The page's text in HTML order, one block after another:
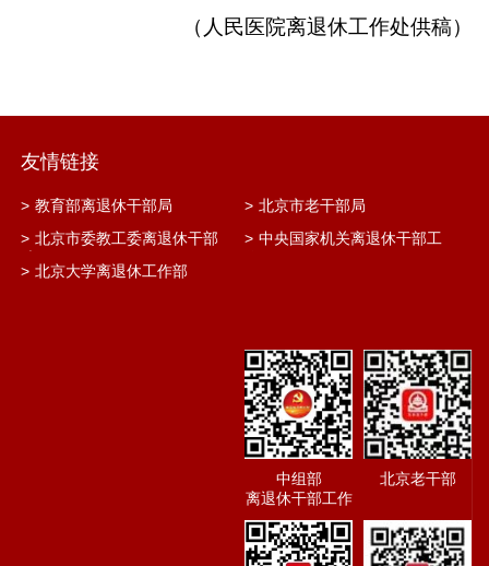
（人民医院离退休工作处供稿）
友情链接
> 教育部离退休干部局 > 北京市老干部局
> 北京市委教工委离退休干部
> 中央国家机关离退休干部工
> 北京大学离退休工作部
中组部
离退休干部工作
北京老干部